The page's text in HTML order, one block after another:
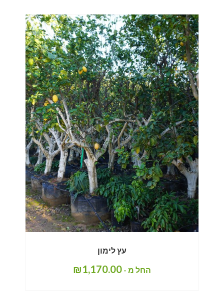
עץ לימון
החל מ - ₪1,170.00